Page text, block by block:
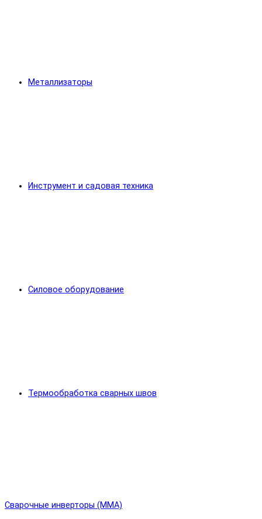
Металлизаторы
Инструмент и садовая техника
Силовое оборудование
Термообработка сварных швов
Сварочные инверторы (MMA)